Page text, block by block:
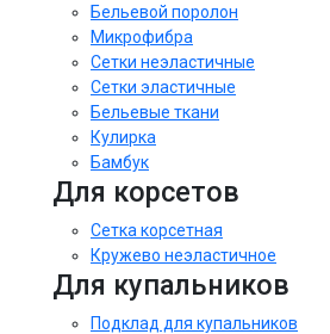
Бельевой поролон
Микрофибра
Сетки неэластичные
Сетки эластичные
Бельевые ткани
Кулирка
Бамбук
Для корсетов
Сетка корсетная
Кружево неэластичное
Для купальников
Подклад для купальников